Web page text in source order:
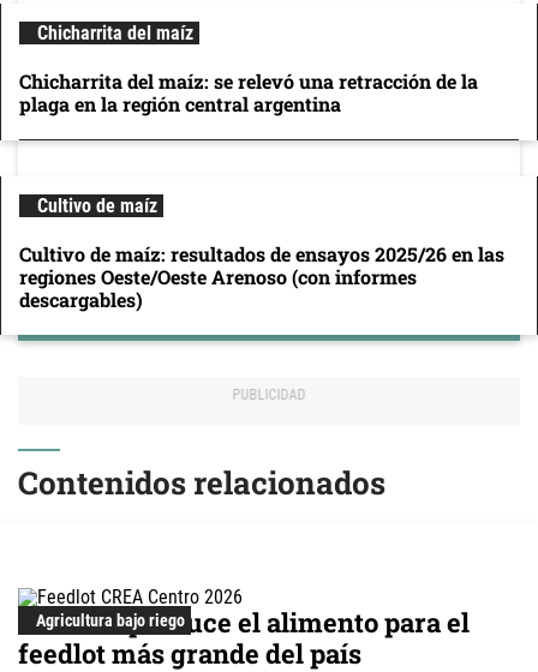
Chicharrita del maíz
Chicharrita del maíz: se relevó una retracción de la
plaga en la región central argentina
Cultivo de maíz
Cultivo de maíz: resultados de ensayos 2025/26 en las
regiones Oeste/Oeste Arenoso (con informes
descargables)
Contenidos relacionados
Agricultura bajo riego
Cómo se produce el alimento para el
feedlot más grande del país